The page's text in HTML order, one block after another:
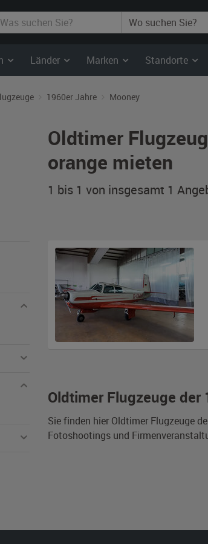
Länder Marken Standorte
1960er Jahre Mooney
Oldtimer
orange mieten
1 bis 1 von insgesamt 1
Oldtimer Flugzeuge
Sie finden hier Oldtimer Flugzeuge
Fotoshootings und